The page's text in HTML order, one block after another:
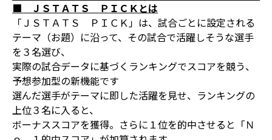
■ ＪＳＴＡＴＳ ＰＩＣＫとは
「ＪＳＴＡＴＳ ＰＩＣＫ」は、試合ごとに設定される
テーマ（お題）に沿って、その試合で活躍しそうな選手
を３名選び、
実際の試合データに基づくランキングでスコアを競う、
予想参加型の新機能です
選んだ選手がテーマに即した活躍を見せ、ランキングの
上位３名に入ると、
ボーナススコアを獲得。さらに１位を的中させると「Ｎ